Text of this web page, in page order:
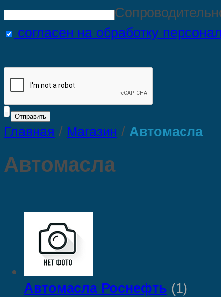
согласен на обработку
Главная / Магазин / Автомасла
Автомасла
Автомасла Роснефть (1)